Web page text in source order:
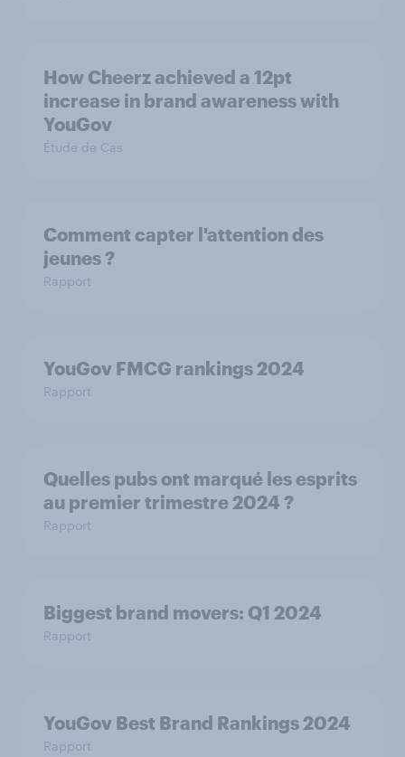
How Cheerz achieved a 12pt
increase in brand awareness with
YouGov
Étude de Cas
Comment capter l'attention des
jeunes ?
Rapport
YouGov FMCG rankings 2024
Rapport
Quelles pubs ont marqué les esprits
au premier trimestre 2024 ?
Rapport
Biggest brand movers: Q1 2024
Rapport
YouGov Best Brand Rankings 2024
Rapport